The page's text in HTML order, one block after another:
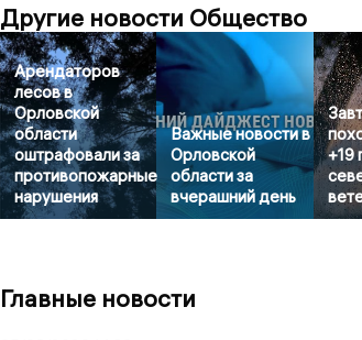
Другие новости Общество
Арендаторов
лесов в
Орловской
области
оштрафовали за
противопожарные
нарушения
Важные новости в
Орловской
области за
вчерашний день
+19
Главные новости